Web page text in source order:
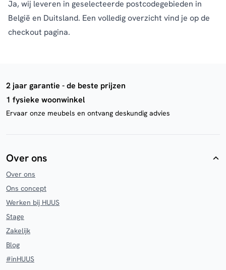
Ja, wij leveren in geselecteerde postcodegebieden in
België en Duitsland. Een volledig overzicht vind je op de
checkout pagina.
2 jaar garantie - de beste prijzen
1 fysieke woonwinkel
Ervaar onze meubels en ontvang deskundig advies
Over ons
Over ons
Ons concept
Werken bij HUUS
Stage
Zakelijk
Blog
#inHUUS